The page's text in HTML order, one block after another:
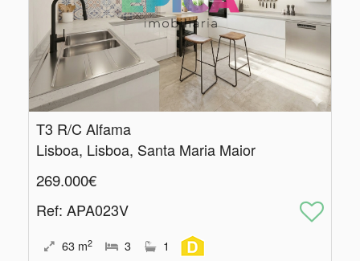
T3 R/C Alfama
Lisboa, Lisboa, Santa Maria Maior
269.000€
Ref: APA023V
63 m2 3 1